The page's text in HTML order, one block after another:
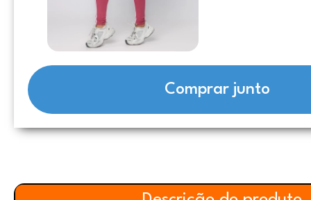
Comprar junto